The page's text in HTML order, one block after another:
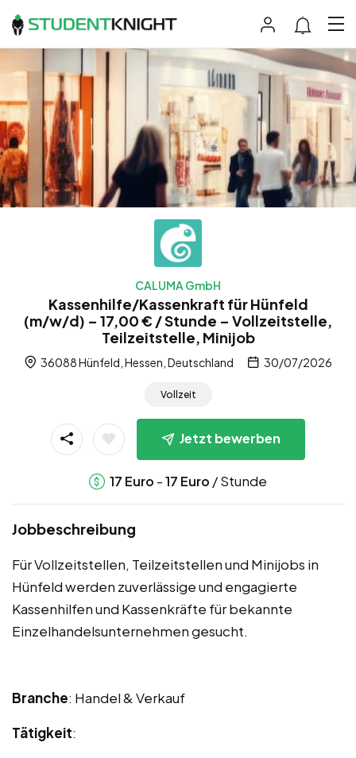
CALUMA GmbH
Kassenhilfe/Kassenkraft für Hünfeld
(m/w/d) – 17,00 € / Stunde – Vollzeitstelle,
Teilzeitstelle, Minijob
36088 Hünfeld, Hessen, Deutschland 30/07/2026
Vollzeit
Jetzt bewerben
17 Euro -17 Euro / Stunde
Jobbeschreibung
Für Vollzeitstellen, Teilzeitstellen und Minijobs in
Hünfeld werden zuverlässige und engagierte
Kassenhilfen und Kassenkräfte für bekannte
Einzelhandelsunternehmen gesucht.
Branche: Handel & Verkauf
Tätigkeit: